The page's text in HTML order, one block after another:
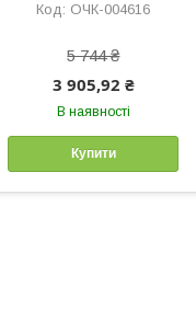
ОЧК-004616
5 744 ₴
3 905,92 ₴
В наявності
Купити